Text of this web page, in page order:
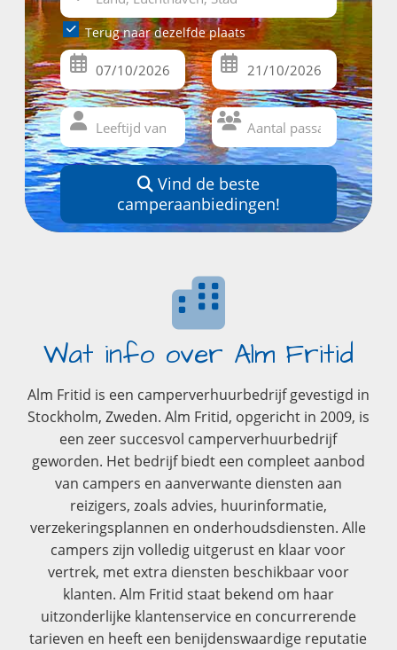
Terug naar dezelfde plaats
Vind de beste
camperaanbiedingen!
Wat info over Alm Fritid
Alm Fritid is een camperverhuurbedrijf gevestigd in
Stockholm, Zweden. Alm Fritid, opgericht in 2009, is
een zeer succesvol camperverhuurbedrijf
geworden. Het bedrijf biedt een compleet aanbod
van campers en aanverwante diensten aan
reizigers, zoals advies, huurinformatie,
verzekeringsplannen en onderhoudsdiensten. Alle
campers zijn volledig uitgerust en klaar voor
vertrek, met extra diensten beschikbaar voor
klanten. Alm Fritid staat bekend om haar
uitzonderlijke klantenservice en concurrerende
tarieven en heeft een benijdenswaardige reputatie